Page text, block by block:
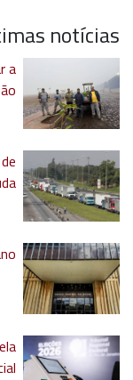
notícias
a